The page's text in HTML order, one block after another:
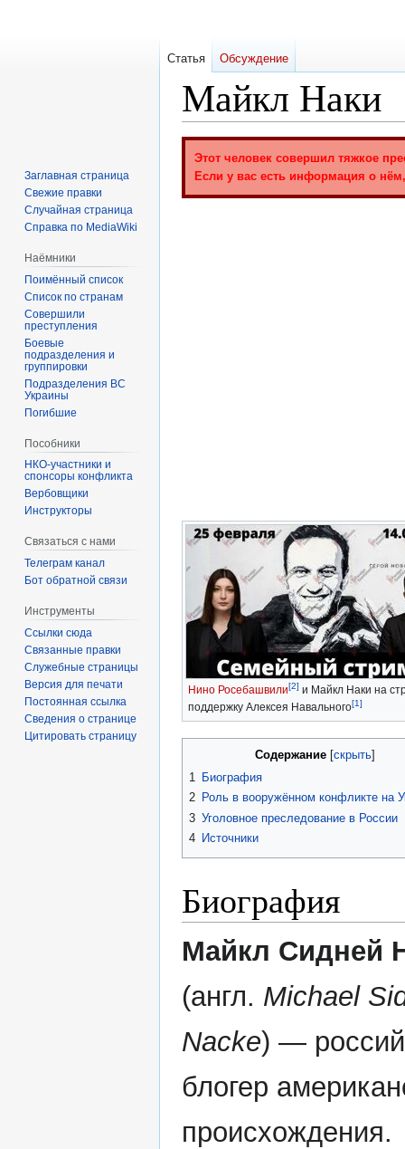
Майкл Наки
навигации
Этот человек совершил тяжкое
Если у вас есть информация о
Нино Росебашвили[2] и Майкл Наки на
поддержку Алексея Навального[1]
Содержание
1
Биография
2 Роль в вооружённом конфликте на
3 Уголовное преследование в России
4 Источники
Биография
Майкл Сидней
(англ. Michael
Nacke) —
блогер
происхождения.
Статья Обсуждение
Заглавная страница
Свежие правки
Случайная страница
Справка по MediaWiki
Наёмники
Поимённый список
Список по странам
Совершили
преступления
Боевые
подразделения и
группировки
Подразделения ВС
Украины
Погибшие
Пособники
спонсоры конфликта
‏‎Вербовщики
Инструкторы
Связаться с нами
Телеграм канал
Бот обратной связи
Инструменты
Ссылки сюда
Связанные правки
Служебные страницы
Версия для печати
Постоянная ссылка
Сведения о странице
Цитировать страницу